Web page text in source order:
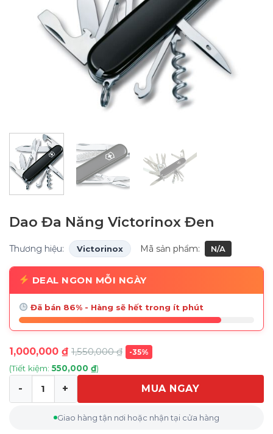
Dao Đa Năng Victorinox Đen
Thương hiệu: Victorinox Mã sản phẩm: N/A
DEAL NGON MỖI NGÀY
Đã bán 86% - Hàng sẽ hết trong ít phút
1,000,000 ₫ 1,550,000₫ -35%
(Tiết kiệm:550,000 ₫)
Dao Đa Năng Victorinox Đen số lượng
MUA NGAY
Giao hàng tận nơi hoặc nhận tại cửa hàng